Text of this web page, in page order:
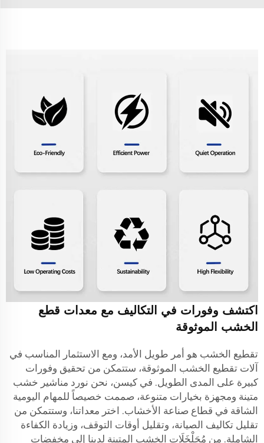
اكتشف وفورات في التكاليف مع معدات قطع
الخشب الموثوقة
تقطيع الخشب هو أمر طويل الأمد، ومع الاستثمار المناسب في
آلات تقطيع الخشب الموثوقة، ستتمكن من تحقيق وفورات
كبيرة على المدى الطويل. في كيسن، نحن نورد مناشير خشب
متينة ومجهزة بخيارات متنوعة، صممت خصيصاً للمهام اليومية
الشاقة في قطاع صناعة الأخشاب. اختر معداتنا، وستتمكن من
تقليل تكاليف الصيانة، وتقليل أوقات التوقف، وزيادة الكفاءة
الشاملة. من مُجَلْخَلَات الخشب المتينة لدينا إلى مخفضات